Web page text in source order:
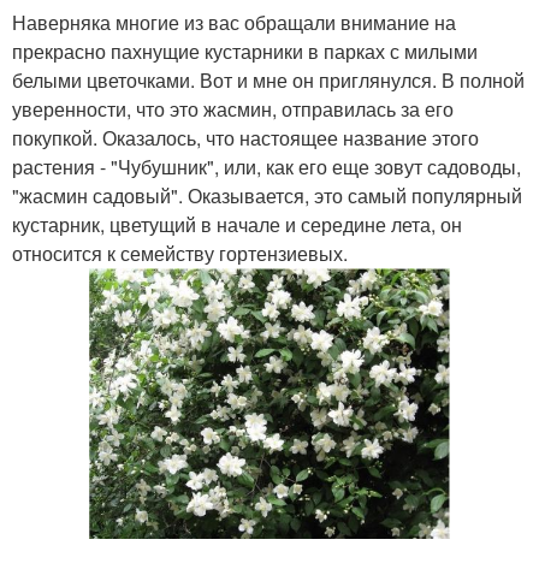
Наверняка многие из вас обращали внимание на
прекрасно пахнущие кустарники в парках с милыми
белыми цветочками. Вот и мне он приглянулся. В полной
уверенности, что это жасмин, отправилась за его
покупкой. Оказалось, что настоящее название этого
растения - "Чубушник", или, как его еще зовут садоводы,
"жасмин садовый". Оказывается, это самый популярный
кустарник, цветущий в начале и середине лета, он
относится к семейству гортензиевых.